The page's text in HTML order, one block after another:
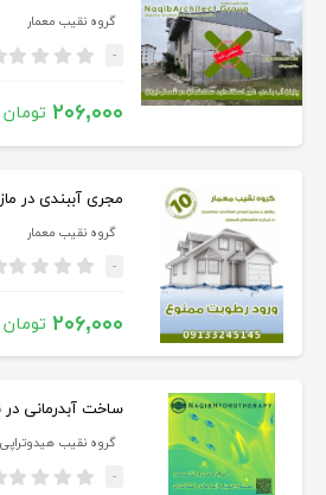
گروه نقیب معمار
-
۲۰۶,۰۰۰ تومان
مجری آببندی در
گروه نقیب معمار
-
۲۰۶,۰۰۰ تومان
ساخت آبدرمانی در
گروه نقیب هیدوتراپی
-